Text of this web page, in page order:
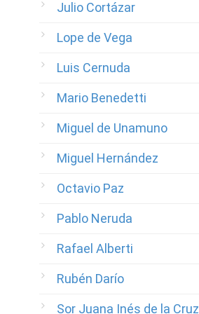
Julio Cortázar
Lope de Vega
Luis Cernuda
Mario Benedetti
Miguel de Unamuno
Miguel Hernández
Octavio Paz
Pablo Neruda
Rafael Alberti
Rubén Darío
Sor Juana Inés de la Cruz